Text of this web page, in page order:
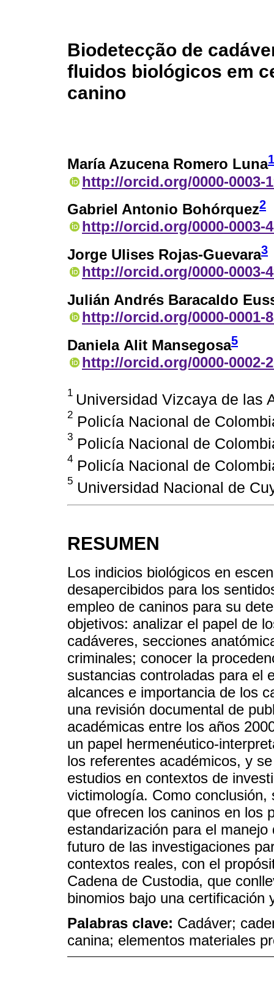
Biodetecção de
fluidos biológicos em
canino
María Azucena Romero Luna1
http://orcid.org/0000-0003-
Gabriel Antonio Bohórquez2
http://orcid.org/0000-0003-
Jorge Ulises Rojas-Guevara3
http://orcid.org/0000-0003-
Julián Andrés Baracaldo
http://orcid.org/0000-0001-
Daniela Alit Mansegosa5
http://orcid.org/0000-0002-
1 Universidad Vizcaya de las
2 Policía Nacional de
3 Policía Nacional de
4 Policía Nacional de
5 Universidad Nacional de
RESUMEN
Los indicios biológicos en
desapercibidos para los
empleo de caninos para su
objetivos: analizar el papel de
cadáveres, secciones
criminales; conocer la
sustancias controladas para el
alcances e importancia de los
una revisión documental de
académicas entre los años
un papel hermenéutico-
los referentes académicos, y
estudios en contextos de
victimología. Como conclusión,
que ofrecen los caninos en los
estandarización para el
futuro de las investigaciones
contextos reales, con el
Cadena de Custodia, que
binomios bajo una certificación
Palabras clave: Cadáver;
canina; elementos materiales